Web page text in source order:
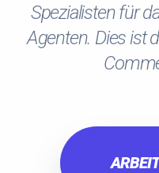
Spezialisten für
Agenten. Dies ist